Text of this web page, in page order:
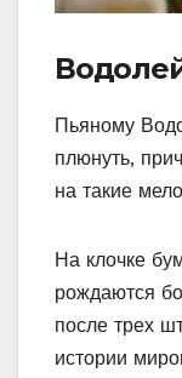
Пьяному
плюнуть,
на такие
На клочке
рождаются
после трех
истории